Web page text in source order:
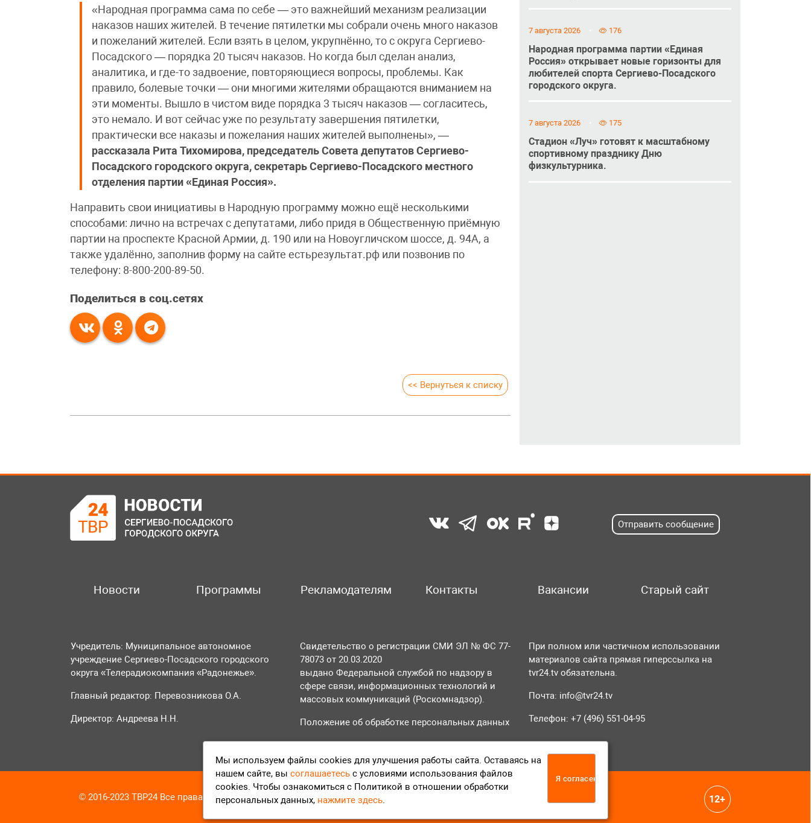
«Народная программа сама по себе — это важнейший механизм реализации
наказов наших жителей. В течение пятилетки мы собрали очень много наказов
и пожеланий жителей. Если взять в целом, укрупнённо, то с округа Сергиево-
Посадского — порядка 20 тысяч наказов. Но когда был сделан анализ,
аналитика, и где-то задвоение, повторяющиеся вопросы, проблемы. Как
правило, болевые точки — они многими жителями обращаются вниманием на
эти моменты. Вышло в чистом виде порядка 3 тысяч наказов — согласитесь,
это немало. И вот сейчас уже по результату завершения пятилетки,
практически все наказы и пожелания наших жителей выполнены», —
рассказала Рита Тихомирова, председатель Совета депутатов Сергиево-
Посадского городского округа, секретарь Сергиево-Посадского местного
отделения партии «Единая Россия».
Направить свои инициативы в Народную программу можно ещё несколькими
способами: лично на встречах с депутатами, либо придя в Общественную приёмную
партии на проспекте Красной Армии, д. 190 или на Новоугличском шоссе, д. 94А, а
также удалённо, заполнив форму на сайте естьрезультат.рф или позвонив по
телефону: 8-800-200-89-50.
Поделиться в соц.сетях
<< Вернуться к списку
7 августа 2026 176
Народная программа партии «Единая
Россия» открывает новые горизонты для
любителей спорта Сергиево-Посадского
городского округа.
7 августа 2026 175
Стадион «Луч» готовят к масштабному
спортивному празднику Дню
физкультурника.
Отправить сообщение
Новости Программы Рекламодателям Контакты Вакансии Старый сайт
Учредитель: Муниципальное автономное
учреждение Сергиево-Посадского городского
округа «Телерадиокомпания «Радонежье».
Главный редактор: Перевозникова О.А.
Директор: Андреева Н.Н.
Свидетельство о регистрации СМИ ЭЛ № ФС 77-
78073 от 20.03.2020
выдано Федеральной службой по надзору в
сфере связи, информационных технологий и
массовых коммуникаций (Роскомнадзор).
Положение об обработке персональных данных
При полном или частичном использовании
материалов сайта прямая гиперссылка на
tvr24.tv обязательна.
Почта: info@tvr24.tv
Телефон: +7 (496) 551-04-95
© 2016-2023 ТВР24 Все права защищены 12+
Мы используем файлы cookies для улучшения работы сайта. Оставаясь на
нашем сайте, вы соглашаетесь с условиями использования файлов
cookies. Чтобы ознакомиться с Политикой в отношении обработки
персональных данных, нажмите здесь.
Я согласен